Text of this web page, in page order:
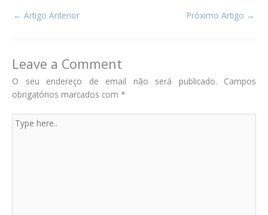
← Artigo Anterior Próximo Artigo →
Leave a Comment
O seu endereço de email não será publicado.
Campos
obrigatórios marcados com *
Type
here..